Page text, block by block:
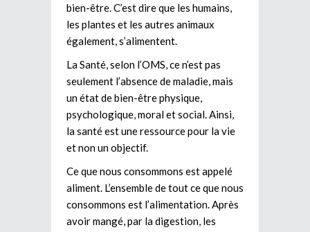
bien-être. C’est dire que les humains,
les plantes et les autres animaux
également, s’alimentent.
La Santé, selon l’OMS, ce n’est pas
seulement l’absence de maladie, mais
un état de bien-être physique,
psychologique, moral et social. Ainsi,
la santé est une ressource pour la vie
et non un objectif.
Ce que nous consommons est appelé
aliment. L’ensemble de tout ce que nous
consommons est l’alimentation. Après
avoir mangé, par la digestion, les